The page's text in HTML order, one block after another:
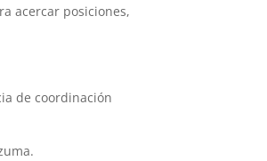
acercar posiciones,
de coordinación